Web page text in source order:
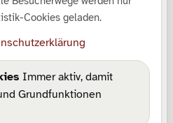
Cookies geladen.
Immer aktiv, damit
Grundfunktionen